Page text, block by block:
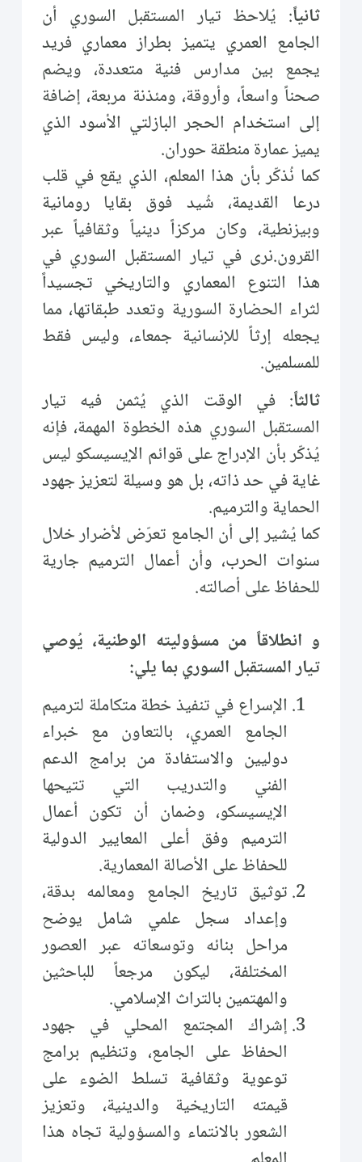
ثانياً: يُلاحظ تيار المستقبل السوري أن
الجامع العمري يتميز بطراز معماري فريد
يجمع بين مدارس فنية متعددة، ويضم
صحناً واسعاً، وأروقة، ومئذنة مربعة، إضافة
إلى استخدام الحجر البازلتي الأسود الذي
يميز عمارة منطقة حوران.
كما نُذكّر بأن هذا المعلم، الذي يقع في قلب
درعا القديمة، شُيد فوق بقايا رومانية
وبيزنطية، وكان مركزاً دينياً وثقافياً عبر
القرون.نرى في تيار المستقبل السوري في
هذا التنوع المعماري والتاريخي تجسيداً
لثراء الحضارة السورية وتعدد طبقاتها، مما
يجعله إرثاً للإنسانية جمعاء، وليس فقط
للمسلمين.
ثالثاً: في الوقت الذي يُثمن فيه تيار
المستقبل السوري هذه الخطوة المهمة، فإنه
يُذكّر بأن الإدراج على قوائم الإيسيسكو ليس
غاية في حد ذاته، بل هو وسيلة لتعزيز جهود
الحماية والترميم.
كما يُشير إلى أن الجامع تعرّض لأضرار خلال
سنوات الحرب، وأن أعمال الترميم جارية
للحفاظ على أصالته.
و انطلاقاً من مسؤوليته الوطنية، يُوصي
تيار المستقبل السوري بما يلي:
الإسراع في تنفيذ خطة متكاملة لترميم
الجامع العمري، بالتعاون مع خبراء
دوليين والاستفادة من برامج الدعم
الفني والتدريب التي تتيحها
الإيسيسكو، وضمان أن تكون أعمال
الترميم وفق أعلى المعايير الدولية
للحفاظ على الأصالة المعمارية.
توثيق تاريخ الجامع ومعالمه بدقة،
وإعداد سجل علمي شامل يوضح
مراحل بنائه وتوسعاته عبر العصور
المختلفة، ليكون مرجعاً للباحثين
والمهتمين بالتراث الإسلامي.
إشراك المجتمع المحلي في جهود
الحفاظ على الجامع، وتنظيم برامج
توعوية وثقافية تسلط الضوء على
قيمته التاريخية والدينية، وتعزيز
الشعور بالانتماء والمسؤولية تجاه هذا